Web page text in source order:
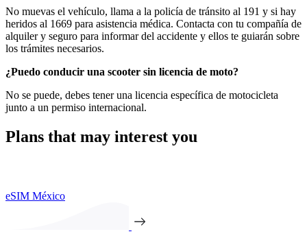
No muevas el vehículo, llama a la policía de tránsito al 191 y si hay
heridos al 1669 para asistencia médica. Contacta con tu compañía de
alquiler y seguro para informar del accidente y ellos te guiarán sobre
los trámites necesarios.
¿Puedo conducir una scooter sin licencia de moto?
No se puede, debes tener una licencia específica de motocicleta
junto a un permiso internacional.
Plans that may interest you
eSIM México